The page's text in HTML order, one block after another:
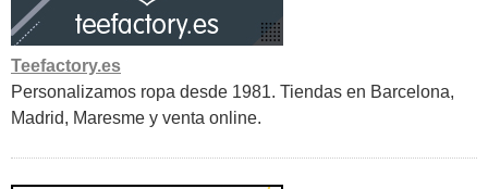
Teefactory.es
Personalizamos ropa desde 1981. Tiendas en Barcelona,
Madrid, Maresme y venta online.